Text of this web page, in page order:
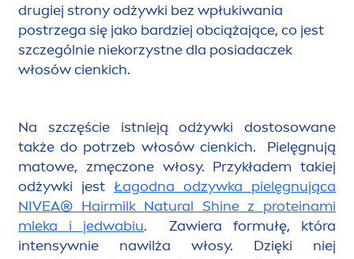
drugiej strony odżywki bez wpłukiwania
postrzega się jako bardziej obciążające, co jest
szczególnie niekorzystne dla posiadaczek
włosów cienkich.
Na szczęście istnieją odżywki dostosowane
także do potrzeb włosów cienkich.
Pielęgnują
matowe, zmęczone włosy. Przykładem takiej
odżywki jest Łagodna odzywka pielęgnująca
NIVEA® Hairmilk Natural Shinez proteinami
mleka i jedwabiu. Zawiera formułę, która
intensywnie nawilża włosy. Dzięki niej